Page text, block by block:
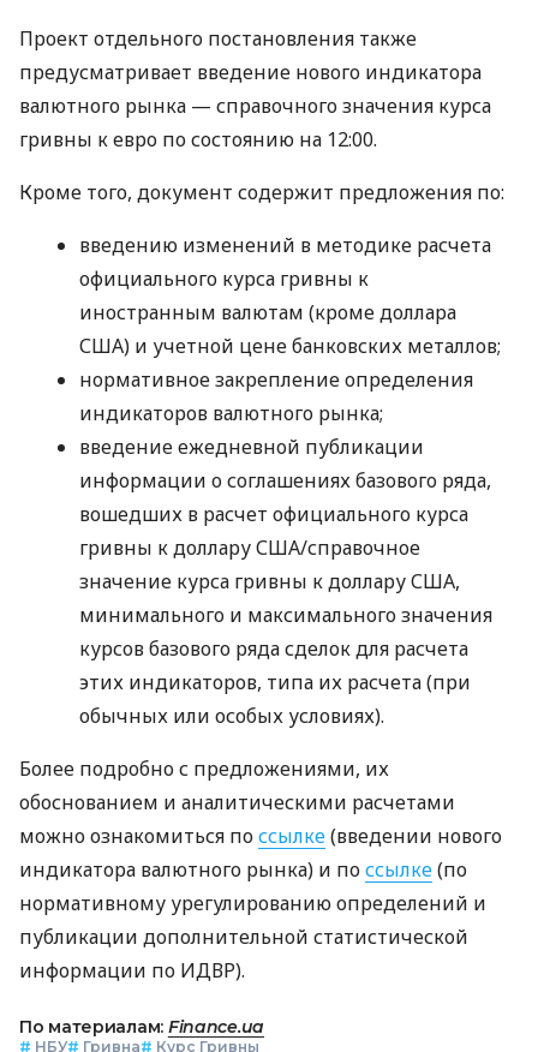
Проект отдельного постановления также
предусматривает введение нового индикатора
валютного рынка — справочного значения курса
гривны к евро по состоянию на 12:00.
Кроме того, документ содержит предложения по:
введению изменений в методике расчета
официального курса гривны к
иностранным валютам (кроме доллара
США) и учетной цене банковских металлов;
нормативное закрепление определения
индикаторов валютного рынка;
введение ежедневной публикации
информации о соглашениях базового ряда,
вошедших в расчет официального курса
гривны к доллару США/справочное
значение курса гривны к доллару США,
минимального и максимального значения
курсов базового ряда сделок для расчета
этих индикаторов, типа их расчета (при
обычных или особых условиях).
Более подробно с предложениями, их
обоснованием и аналитическими расчетами
можно ознакомиться поссылке(введении нового
индикатора валютного рынка) и поссылке(по
нормативному урегулированию определений и
публикации дополнительной статистической
информации по ИДВР).
По материалам: Finance.ua
# НБУ# Гривна# Курс Гривны